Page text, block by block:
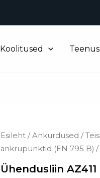
Koolitused
Esileht/Ankurdused /
ankrupunktid (EN 795 B) /
Ühendusliin AZ411
Ühendusliin
AZ411
kogus